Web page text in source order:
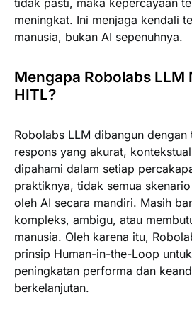
tidak pasti, maka kepercayaan
meningkat. Ini menjaga kendali
manusia, bukan AI sepenuhnya.
Mengapa Robolabs LLM
HITL?
Robolabs LLM dibangun dengan
respons yang akurat,
dipahami dalam setiap
praktiknya, tidak semua
oleh AI secara mandiri. Masih
kompleks, ambigu, atau
manusia. Oleh karena itu,
prinsip Human-in-the-Loop
peningkatan performa dan
berkelanjutan.